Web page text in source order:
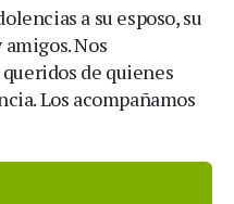
a su esposo, su
Nos
de quienes
Los acompañamos